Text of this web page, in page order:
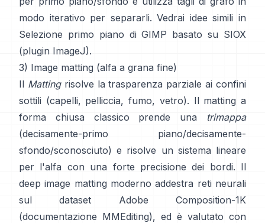
modo iterativo per separarli. Vedrai idee simili in
Selezione primo piano di GIMP basato su SIOX
(plugin ImageJ).
3) Image matting (alfa a grana fine)
Il Mattingrisolve la trasparenza parziale ai confini
sottili (capelli, pelliccia, fumo, vetro). Il matting a
forma chiusa
classico prende una trimappa
(decisamente-primo piano/decisamente-
sfondo/sconosciuto) e risolve un sistema lineare
per l'alfa con una forte precisione dei bordi. Il
deep image matting moderno addestra reti neurali
sul dataset Adobe Composition-1K
(documentazione MMEditing), ed è valutato con